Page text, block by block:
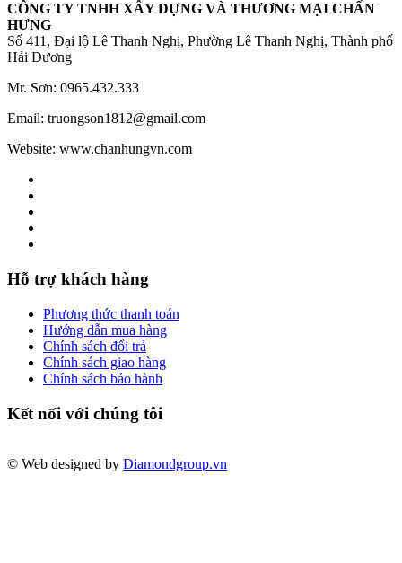
CÔNG TY TNHH XÂY DỰNG VÀ THƯƠNG MẠI CHẤN
HƯNG
Số 411, Đại lộ Lê Thanh Nghị, Phường Lê Thanh Nghị, Thành phố
Hải Dương
Mr. Sơn: 0965.432.333
Email: truongson1812@gmail.com
Website: www.chanhungvn.com
Hỗ trợ khách hàng
Phương thức thanh toán
Hướng dẫn mua hàng
Chính sách đổi trả
Chính sách giao hàng
Chính sách bảo hành
Kết nối với chúng tôi
© Web designed by Diamondgroup.vn